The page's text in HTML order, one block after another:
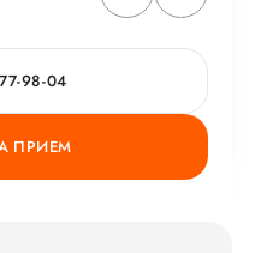
98-04
ПРИЕМ